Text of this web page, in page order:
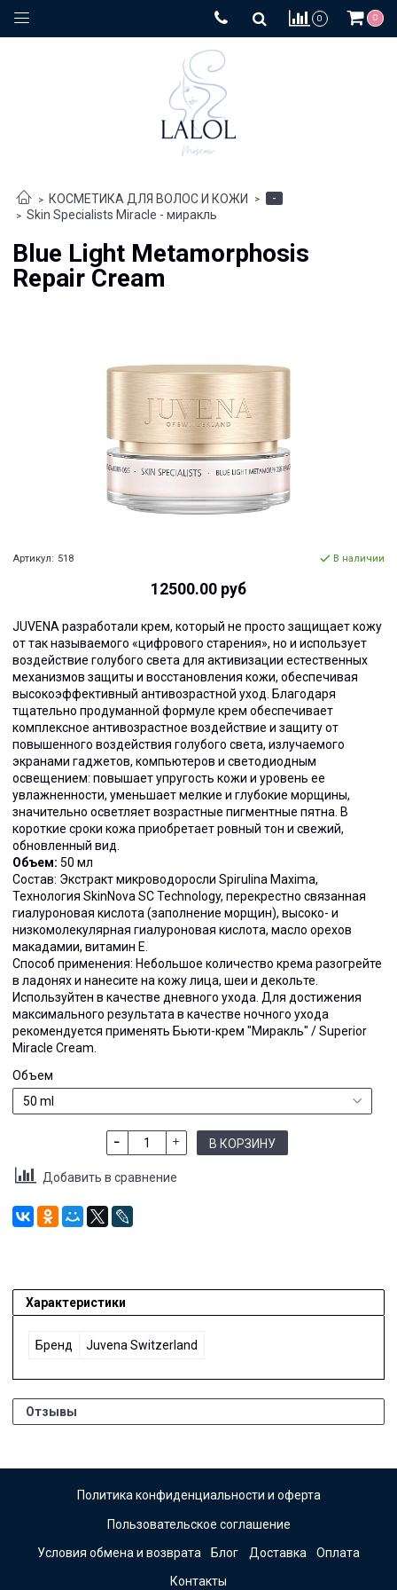
0 0
КОСМЕТИКА ДЛЯ ВОЛОС И КОЖИ
-
Skin Specialists Miracle - миракль
Blue Light Metamorphosis
Repair Cream
Артикул: 518 В наличии
12500.00 руб
JUVENA разработали крем, который не просто защищает кожу
от так называемого «цифрового старения», но и использует
воздействие голубого света для активизации естественных
механизмов защиты и восстановления кожи, обеспечивая
высокоэффективный антивозрастной уход. Благодаря
тщательно продуманной формуле крем обеспечивает
комплексное антивозрастное воздействие и защиту от
повышенного воздействия голубого света, излучаемого
экранами гаджетов, компьютеров и светодиодным
освещением: повышает упругость кожи и уровень ее
увлажненности, уменьшает мелкие и глубокие морщины,
значительно осветляет возрастные пигментные пятна. В
короткие сроки кожа приобретает ровный тон и свежий,
обновленный вид.
Объем: 50 мл
Состав: Экстракт микроводоросли Spirulina Maxima,
Технология SkinNova SC Technology, перекрестно связанная
гиалуроновая кислота (заполнение морщин), высоко- и
низкомолекулярная гиалуроновая кислота, масло орехов
макадамии, витамин Е.
Способ применения: Небольшое количество крема разогрейте
в ладонях и нанесите на кожу лица, шеи и декольте.
Используйтен в качестве дневного ухода. Для достижения
максимального результата в качестве ночного ухода
рекомендуется применять Бьюти-крем "Миракль" / Superior
Miracle Cream.
Объем
В КОРЗИНУ
Добавить в сравнение
Характеристики
Бренд Juvena Switzerland
Отзывы
Политика конфиденциальности и оферта
Пользовательское соглашение
Условия обмена и возврата Блог Доставка Оплата
Контакты